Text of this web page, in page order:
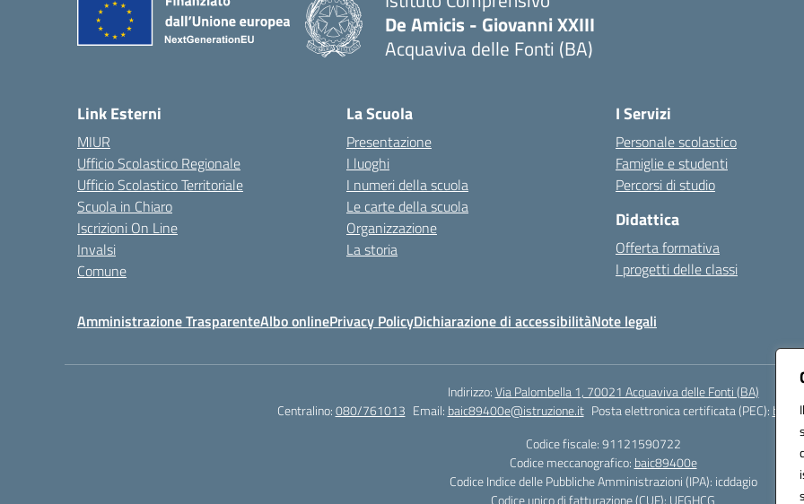
De Amicis - Giovanni XXIII
Acquaviva delle Fonti (BA)
Link Esterni
MIUR
Ufficio Scolastico Regionale
Ufficio Scolastico Territoriale
Scuola in Chiaro
Iscrizioni On Line
Invalsi
Comune
La Scuola
Presentazione
I luoghi
I numeri della scuola
Le carte della scuola
Organizzazione
La storia
I Servizi
Personale scolastico
Famiglie e studenti
Percorsi di studio
Didattica
Offerta formativa
I progetti delle classi
Amministrazione TrasparenteAlbo onlinePrivacy PolicyDichiarazione di accessibilitàNote legali
Indirizzo:Via Palombella 1, 70021 Acquaviva delle Fonti (BA)
Centralino:080/761013 Email: baic89400e@istruzione.it Posta elettronica certificata (PEC):
Codice fiscale: 91121590722
Codice meccanografico: baic89400e
Codice Indice delle Pubbliche Amministrazioni (IPA): icddagio
Codice unico di fatturazione (CUF): UFGHCG